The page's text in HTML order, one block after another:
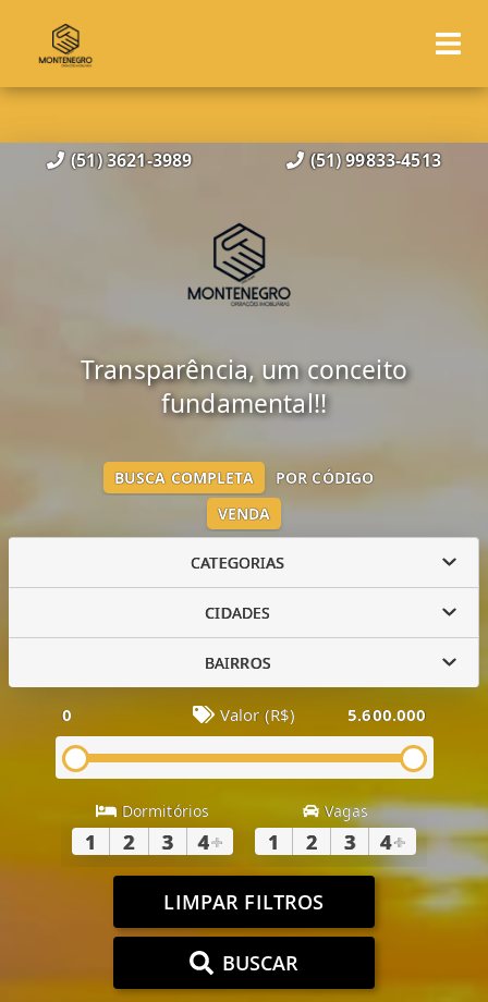
(51) 3621-3989 (51) 99833-4513
Transparência, um conceito
fundamental!!
VENDA
BUSCA COMPLETA POR CÓDIGO
CATEGORIAS
CIDADES
BAIRROS
0 Valor (R$) 5.600.000
Dormitórios
1 2 3 4+
Vagas
1 2 3 4+
LIMPAR FILTROS
BUSCAR